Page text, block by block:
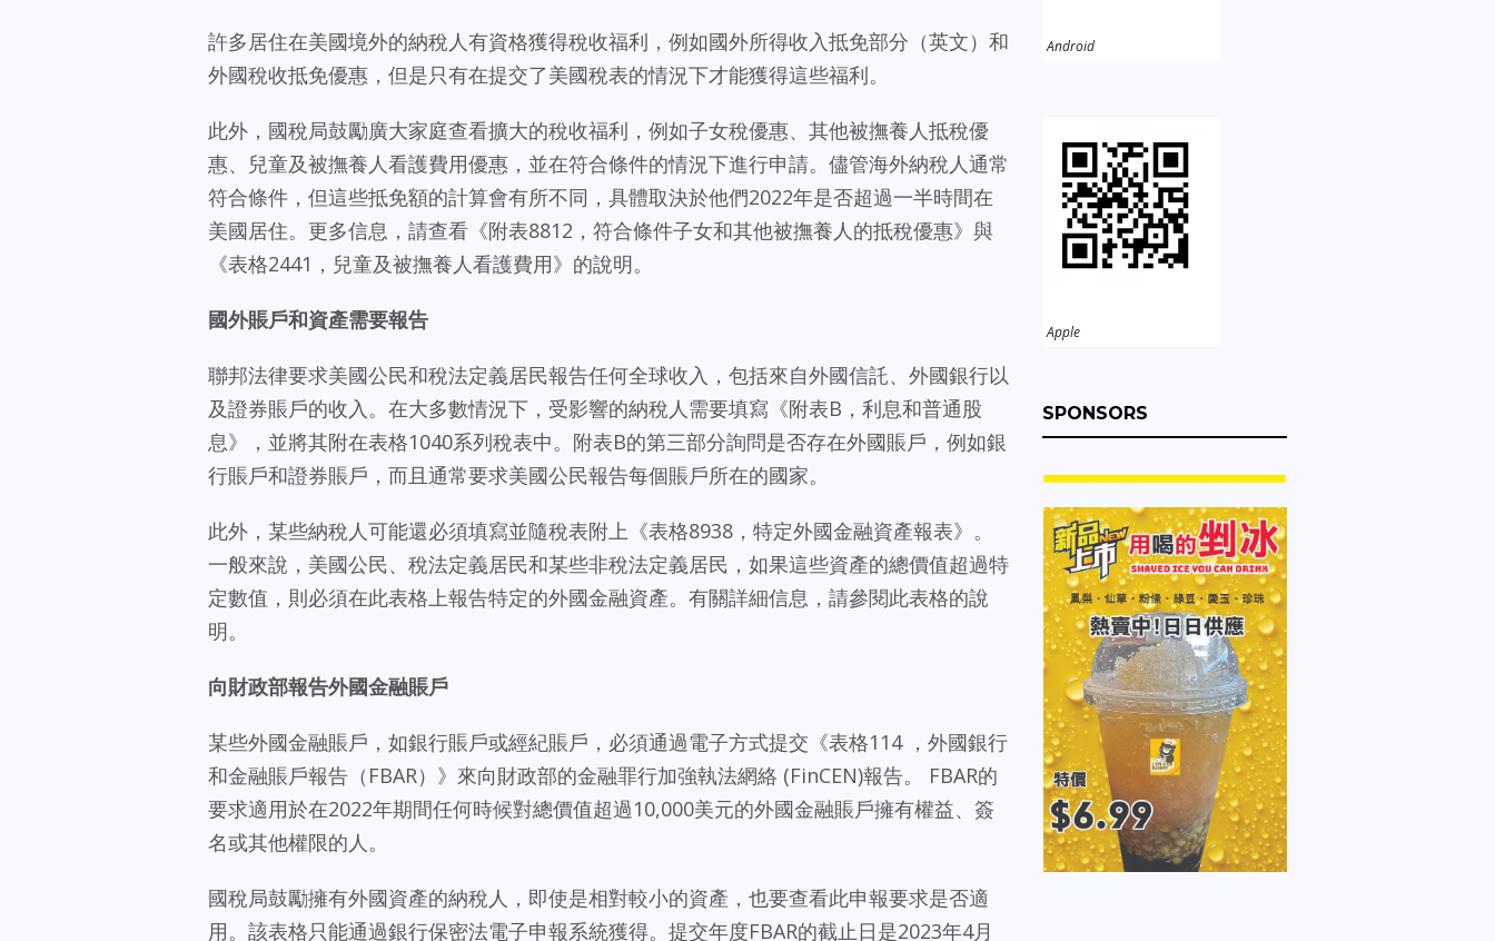
許多居住在美國境外的納稅人有資格獲得稅收福利，例如國外所得收入抵免部分（英文）和
外國稅收抵免優惠，但是只有在提交了美國稅表的情況下才能獲得這些福利。
此外，國稅局鼓勵廣大家庭查看擴大的稅收福利，例如子女稅優惠、其他被撫養人抵稅優
惠、兒童及被撫養人看護費用優惠，並在符合條件的情況下進行申請。儘管海外納稅人通常
符合條件，但這些抵免額的計算會有所不同，具體取決於他們2022年是否超過一半時間在
美國居住。更多信息，請查看《附表8812，符合條件子女和其他被撫養人的抵稅優惠》與
《表格2441，兒童及被撫養人看護費用》的說明。
國外賬戶和資產需要報告
聯邦法律要求美國公民和稅法定義居民報告任何全球收入，包括來自外國信託、外國銀行以
及證券賬戶的收入。在大多數情況下，受影響的納稅人需要填寫《附表B，利息和普通股
息》，並將其附在表格1040系列稅表中。附表B的第三部分詢問是否存在外國賬戶，例如銀
行賬戶和證券賬戶，而且通常要求美國公民報告每個賬戶所在的國家。
此外，某些納稅人可能還必須填寫並隨稅表附上《表格8938，特定外國金融資產報表》。
一般來說，美國公民、稅法定義居民和某些非稅法定義居民，如果這些資產的總價值超過特
定數值，則必須在此表格上報告特定的外國金融資產。有關詳細信息，請參閱此表格的說
明。
向財政部報告外國金融賬戶
某些外國金融賬戶，如銀行賬戶或經紀賬戶，必須通過電子方式提交《表格114 ，外國銀行
和金融賬戶報告（FBAR）》來向財政部的金融罪行加強執法網絡 (FinCEN)報告。 FBAR的
要求適用於在2022年期間任何時候對總價值超過10,000美元的外國金融賬戶擁有權益、簽
名或其他權限的人。
國稅局鼓勵擁有外國資產的納稅人，即使是相對較小的資產，也要查看此申報要求是否適
用。該表格只能通過銀行保密法電子申報系統獲得。提交年度FBAR的截止日是2023年4月
Android
Apple
SPONSORS